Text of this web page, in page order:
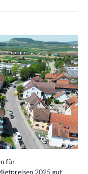
für
2025 gut